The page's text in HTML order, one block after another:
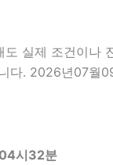
실제 조건이
다. 2026년07월
시32분